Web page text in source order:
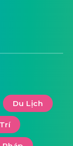
Du Lịch